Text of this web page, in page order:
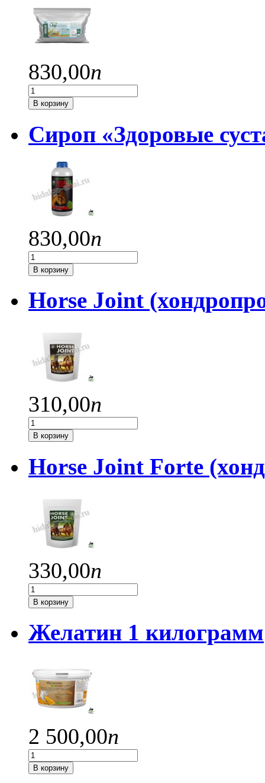
830,00п
В корзину
Сироп «Здоровые
830,00п
В корзину
Horse Joint
310,00п
В корзину
Horse Joint Forte
330,00п
В корзину
Желатин 1 килограмм
2 500,00п
В корзину